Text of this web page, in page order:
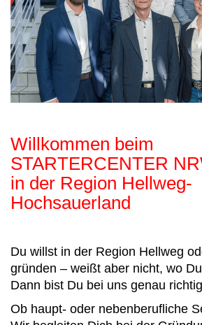
Willkommen beim
STARTERCENTER
in der Region Hellweg-
Hochsauerland
Du willst in der Region Hellweg
gründen – weißt aber nicht, wo
Dann bist Du bei uns genau
Ob haupt- oder nebenberufliche